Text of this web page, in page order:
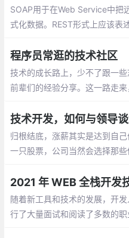
SOAP用于在Web Service中把
式化数据。REST形式上应该表
程序员常逛的技术社区
技术的成长路上，少不了跟一
前辈们的经验分享。这一路走来
技术开发，如何与领导
归根结底，涨薪其实是达到自
一只股票，公司当然会选择那
2021 年 WEB 全栈开发
随着新工具和技术的发展，开
行了大量面试和阅读了多数的